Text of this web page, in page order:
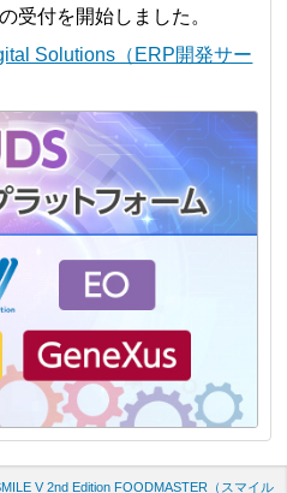
受付を開始しました。
Solutions（ERP開発サー
V 2nd Edition FOODMASTER（スマイル